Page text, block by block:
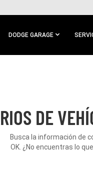
DODGE GARAGE
DE
Busca la información de
OK. ¿No encuentras lo